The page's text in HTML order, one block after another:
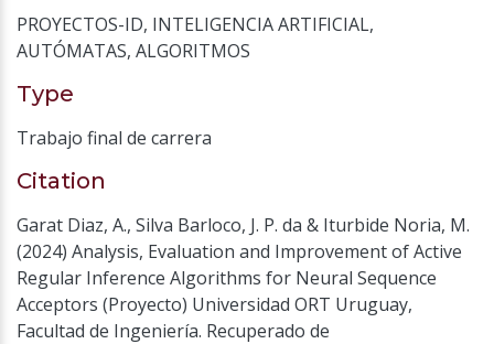
PROYECTOS-ID, INTELIGENCIA ARTIFICIAL,
AUTÓMATAS, ALGORITMOS
Type
Trabajo final de carrera
Citation
Garat Diaz, A., Silva Barloco, J. P. da & Iturbide Noria, M.
(2024) Analysis, Evaluation and Improvement of Active
Regular Inference Algorithms for Neural Sequence
Acceptors (Proyecto) Universidad ORT Uruguay,
Facultad de Ingeniería. Recuperado de